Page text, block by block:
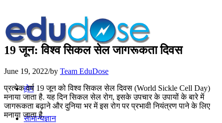
होम
सामान्यज्ञान
19 जून: विश्व सिकल सेल जागरूकता दिवस
June 19, 2022/by Team EduDose
प्रत्येक वर्ष 19 जून को विश्व सिकल सेल दिवस (World Sickle Cell Day)
मनाया जाता है. यह दिन सिकल सेल रोग, इसके उपचार के उपायों के बारे में
जागरूकता बढ़ाने और दुनिया भर में इस रोग पर प्रभावी नियंत्रण पाने के लिए
मनाया जाता है.